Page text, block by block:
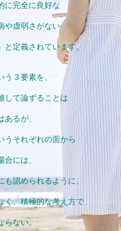
に完全に良好な
や虚弱さがない
と定義されています。
３要素を、
して論ずることは
るが、
うそれぞれの面から
には、
認められるように、
く、積極的な考え方で
ない。